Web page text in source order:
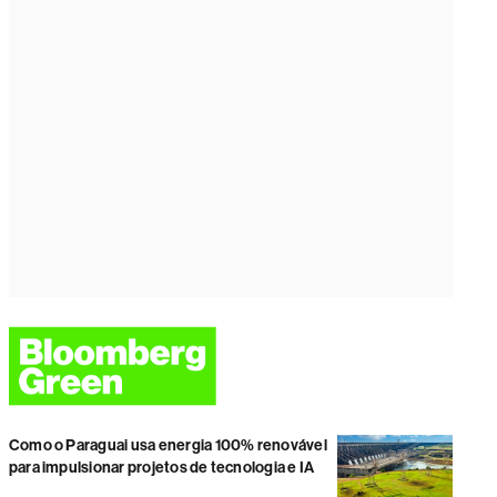
Como o Paraguai usa energia 100% renovável
para impulsionar projetos de tecnologia e IA